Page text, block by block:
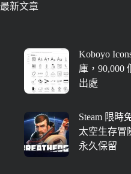
最新文章
Koboyo
庫，90,000
出處
Steam 限時
太空生存冒
永久保留